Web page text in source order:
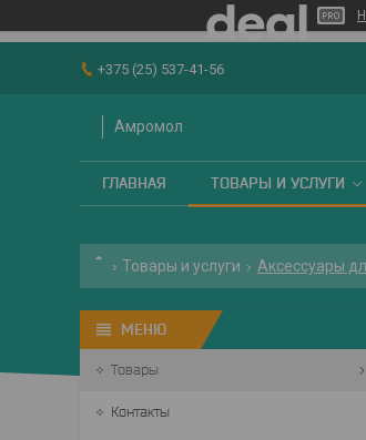
+375 (25) 537-41-56
Амромол
ГЛАВНАЯ ТОВАРЫ И УСЛУГИ
Товары и услуги Аксессуары
Товары
Контакты